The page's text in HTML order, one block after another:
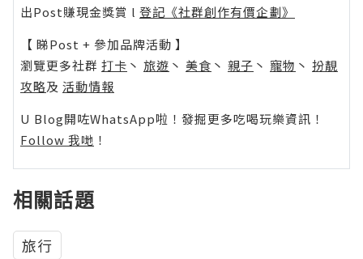
出Post賺現金獎賞 l 登記《社群創作有價企劃》
【 睇Post + 參加品牌活動 】
瀏覽更多社群 打卡 丶 旅遊 丶 美食 丶 親子 丶 寵物 丶 扮靚
攻略及 活動情報
U Blog開咗WhatsApp啦！發掘更多吃喝玩樂資訊！
Follow 我哋 ！
相關話題
旅行